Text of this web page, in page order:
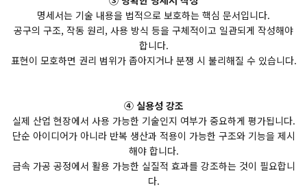
명세서는 기술 내용을 법적으로 보호하는 핵심 문서입니다.
공구의 구조, 작동 원리, 사용 방식 등을 구체적이고 일관되게 작성해야
합니다.
표현이 모호하면 권리 범위가 좁아지거나 분쟁 시 불리해질 수 있습니다.
④ 실용성 강조
실제 산업 현장에서 사용 가능한 기술인지 여부가 중요하게 평가됩니다.
단순 아이디어가 아니라 반복 생산과 적용이 가능한 구조와 기능을 제시
해야 합니다.
금속 가공 공정에서 활용 가능한 실질적 효과를 강조하는 것이 필요합니
다.